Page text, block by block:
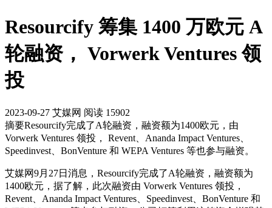
Resourcify 筹集 1400 万欧元 A
轮融资， Vorwerk Ventures 领
投
2023-09-27 艾媒网 阅读 15902
摘要Resourcify完成了A轮融资，融资额为1400欧元，由
Vorwerk Ventures 领投， Revent、Ananda Impact Ventures、
Speedinvest、BonVenture 和 WEPA Ventures 等也参与融资。
艾媒网9月27日消息，Resourcify完成了A轮融资，融资额为
1400欧元，据了解，此次融资由 Vorwerk Ventures 领投，
Revent、Ananda Impact Ventures、Speedinvest、BonVenture 和